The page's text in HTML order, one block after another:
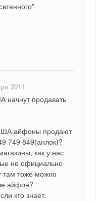
2011
начнут продавать
айфоны продают
749 849(анлок)?
как у нас
не официально
тоже можно
айфон?
кто знает.